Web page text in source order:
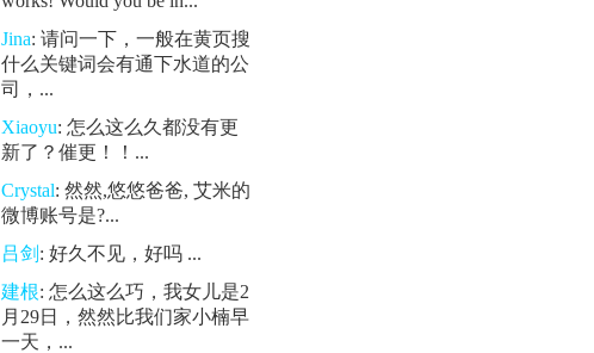
Jina: 请问一下，一般在黄页搜
什么关键词会有通下水道的公
司，...
Xiaoyu: 怎么这么久都没有更
新了？催更！！...
Crystal: 然然,悠悠爸爸, 艾米的
微博账号是?...
吕剑 : 好久不见，好吗 ...
建根: 怎么这么巧，我女儿是2
月29日，然然比我们家小楠早
一天，...